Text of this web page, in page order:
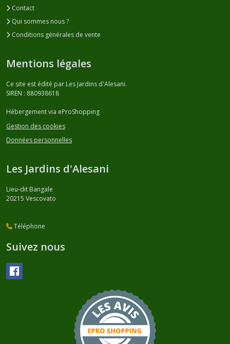
Contact
Qui sommes nous ?
Conditions générales de vente
Mentions légales
Ce site est édité par Les Jardins d'Alesani.
SIREN : 880938618
Hébergement via eProShopping
Gestion des cookies
Données personnelles
Les Jardins d'Alesani
Lieu-dit Bangale
20215 Vescovato
Téléphone
Suivez nous